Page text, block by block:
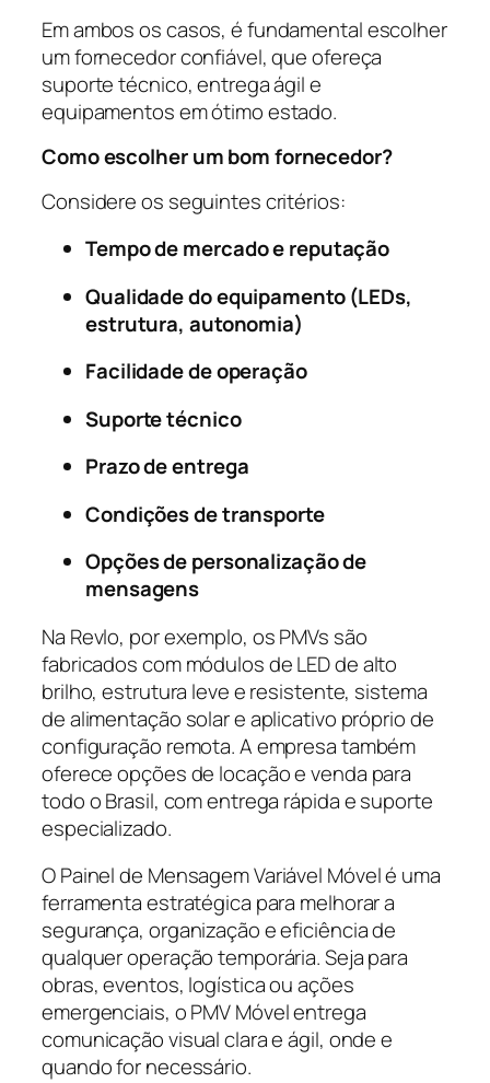
Em ambos os casos, é fundamental escolher
um fornecedor confiável, que ofereça
suporte técnico, entrega ágil e
equipamentos em ótimo estado.
Como escolher um bom fornecedor?
Considere os seguintes critérios:
Tempo de mercado e reputação
Qualidade do equipamento (LEDs,
estrutura, autonomia)
Facilidade de operação
Suporte técnico
Prazo de entrega
Condições de transporte
Opções de personalização de
mensagens
Na Revlo, por exemplo, os PMVs são
fabricados com módulos de LED de alto
brilho, estrutura leve e resistente, sistema
de alimentação solar e aplicativo próprio de
configuração remota. A empresa também
oferece opções de locação e venda para
todo o Brasil, com entrega rápida e suporte
especializado.
O Painel de Mensagem Variável Móvel é uma
ferramenta estratégica para melhorar a
segurança, organização e eficiência de
qualquer operação temporária. Seja para
obras, eventos, logística ou ações
emergenciais, o PMV Móvel entrega
comunicação visual clara e ágil, onde e
quando for necessário.